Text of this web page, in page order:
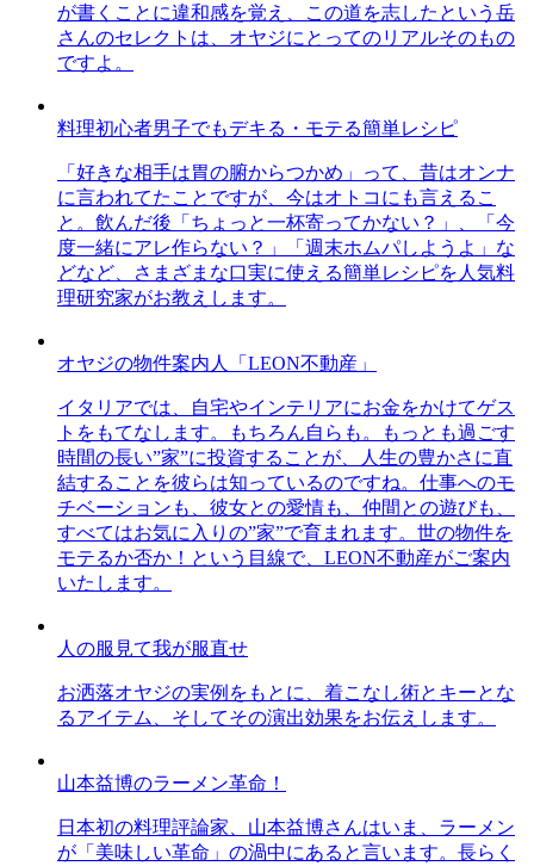
が書くことに違和感を覚え、この道を志したという岳
さんのセレクトは、オヤジにとってのリアルそのもの
ですよ。
料理初心者男子でもデキる・モテる簡単レシピ
「好きな相手は胃の腑からつかめ」って、昔はオンナ
に言われてたことですが、今はオトコにも言えるこ
と。飲んだ後「ちょっと一杯寄ってかない？」、「今
度一緒にアレ作らない？」「週末ホムパしようよ」な
どなど、さまざまな口実に使える簡単レシピを人気料
理研究家がお教えします。
オヤジの物件案内人「LEON不動産」
イタリアでは、自宅やインテリアにお金をかけてゲス
トをもてなします。もちろん自らも。もっとも過ごす
時間の長い”家”に投資することが、人生の豊かさに直
結することを彼らは知っているのですね。仕事へのモ
チベーションも、彼女との愛情も、仲間との遊びも、
すべてはお気に入りの”家”で育まれます。世の物件を
モテるか否か！という目線で、LEON不動産がご案内
いたします。
人の服見て我が服直せ
お洒落オヤジの実例をもとに、着こなし術とキーとな
るアイテム、そしてその演出効果をお伝えします。
山本益博のラーメン革命！
日本初の料理評論家、山本益博さんはいま、ラーメン
が「美味しい革命」の渦中にあると言います。長らく